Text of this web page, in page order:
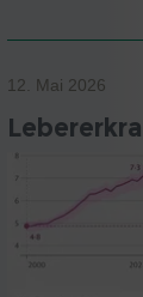
12. Mai 2026